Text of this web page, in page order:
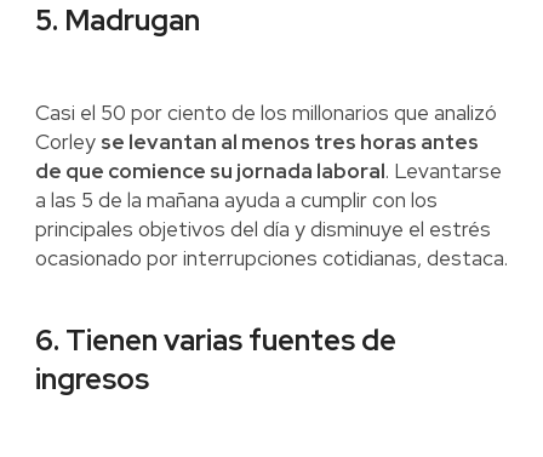
5. Madrugan
Casi el 50 por ciento de los millonarios que analizó
Corley se levantan al menos tres horas antes
de que comience su jornada laboral. Levantarse
a las 5 de la mañana ayuda a cumplir con los
principales objetivos del día y disminuye el estrés
ocasionado por interrupciones cotidianas, destaca.
6. Tienen varias fuentes de
ingresos